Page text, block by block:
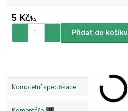
5 Kč/ks
Přidat do košíku
Kompletní specifikace